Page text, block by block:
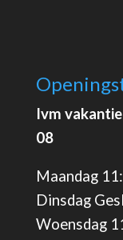
Ivm
08
Maandag
Dinsdag
Woensdag